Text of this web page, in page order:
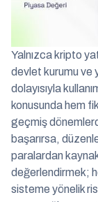
Yalnızca kripto
devlet kurumu ve
dolayısıyla
konusunda hem
geçmiş
başarırsa,
paralardan
değerlendirmek;
sisteme yönelik